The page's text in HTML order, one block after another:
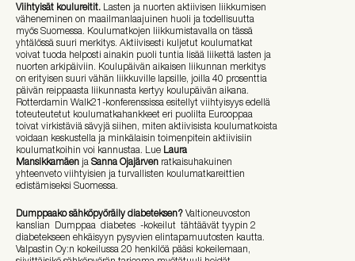
Viihtyisät koulureitit. Lasten ja nuorten aktiivisen liikkumisen
väheneminen on maailmanlaajuinen huoli ja todellisuutta
myös Suomessa. Koulumatkojen liikkumistavalla on tässä
yhtälössä suuri merkitys. Aktiivisesti kuljetut koulumatkat
voivat tuoda helposti ainakin puoli tuntia lisää liikettä lasten ja
nuorten arkipäiviin. Koulupäivän aikaisen liikunnan merkitys
on erityisen suuri vähän liikkuville lapsille, joilla 40 prosenttia
päivän reippaasta liikunnasta kertyy koulupäivän aikana.
Rotterdamin Walk21-konferenssissa esitellyt viihtyisyys edellä
toteuteutetut koulumatkahankkeet eri puolilta Eurooppaa
toivat virkistäviä sävyjä siihen, miten aktiivisista koulumatkoista
voidaan keskustella ja minkälaisin toimenpitein aktiivisiin
koulumatkoihin voi kannustaa. Lue Laura
Mansikkamäen ja Sanna Ojajärven ratkaisuhakuinen
yhteenveto viihtyisien ja turvallisten koulumatkareittien
edistämiseksi Suomessa.
Dumppaako sähköpyöräily diabeteksen? Valtioneuvoston
kanslian Dumppaa diabetes -kokeilut tähtäävät tyypin 2
diabetekseen ehkäisyyn pysyvien elintapamuutosten kautta.
Valpastin Oy:n kokeilussa 20 henkilöä pääsi kokeilemaan,